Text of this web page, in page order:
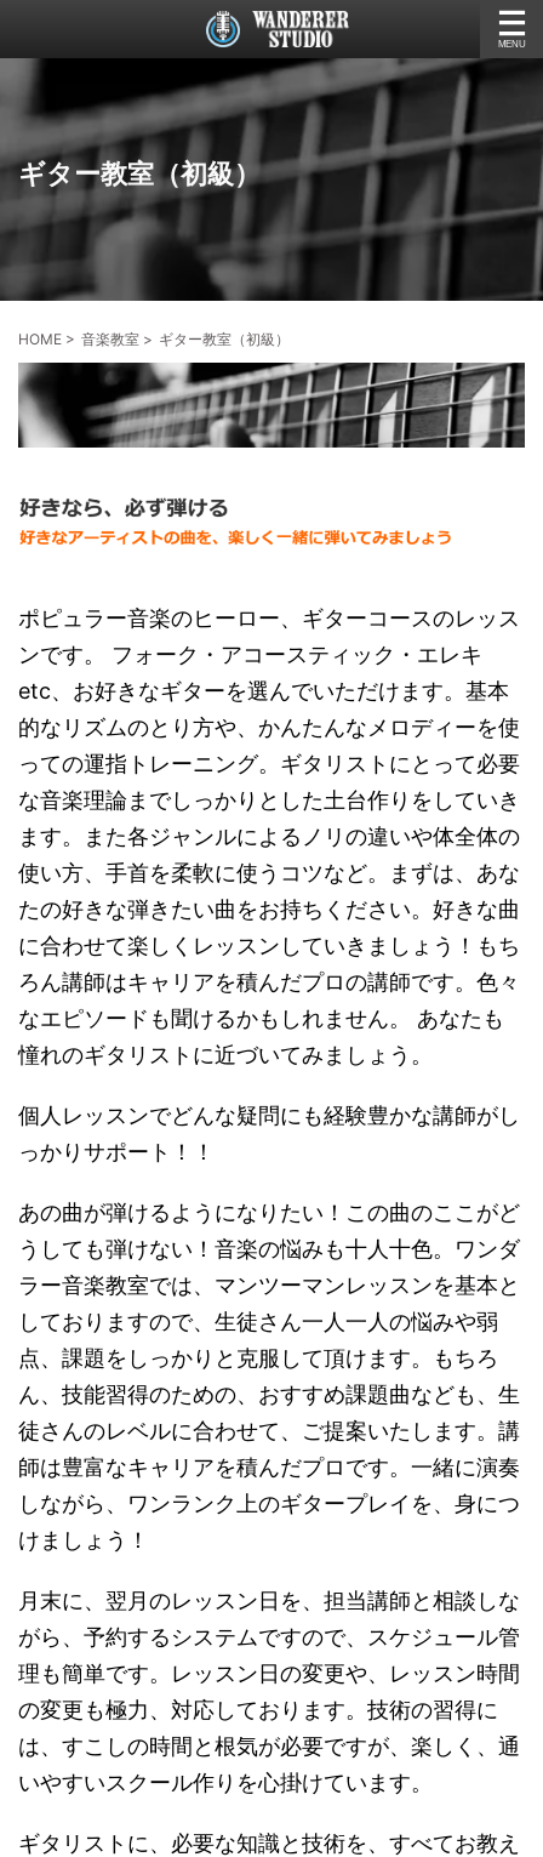
ギター教室（初級）
HOME > 音楽教室 > ギター教室（初級）
ポピュラー音楽のヒーロー、ギターコースのレッス
ンです。 フォーク・アコースティック・エレキ
etc、お好きなギターを選んでいただけます。基本
的なリズムのとり方や、かんたんなメロディーを使
っての運指トレーニング。ギタリストにとって必要
な音楽理論までしっかりとした土台作りをしていき
ます。また各ジャンルによるノリの違いや体全体の
使い方、手首を柔軟に使うコツなど。まずは、あな
たの好きな弾きたい曲をお持ちください。好きな曲
に合わせて楽しくレッスンしていきましょう！もち
ろん講師はキャリアを積んだプロの講師です。色々
なエピソードも聞けるかもしれません。 あなたも
憧れのギタリストに近づいてみましょう。
個人レッスンでどんな疑問にも経験豊かな講師がし
っかりサポート！！
あの曲が弾けるようになりたい！この曲のここがど
うしても弾けない！音楽の悩みも十人十色。ワンダ
ラー音楽教室では、マンツーマンレッスンを基本と
しておりますので、生徒さん一人一人の悩みや弱
点、課題をしっかりと克服して頂けます。もちろ
ん、技能習得のための、おすすめ課題曲なども、生
徒さんのレベルに合わせて、ご提案いたします。講
師は豊富なキャリアを積んだプロです。一緒に演奏
しながら、ワンランク上のギタープレイを、身につ
けましょう！
月末に、翌月のレッスン日を、担当講師と相談しな
がら、予約するシステムですので、スケジュール管
理も簡単です。レッスン日の変更や、レッスン時間
の変更も極力、対応しております。技術の習得に
は、すこしの時間と根気が必要ですが、楽しく、通
いやすいスクール作りを心掛けています。
ギタリストに、必要な知識と技術を、すべてお教え